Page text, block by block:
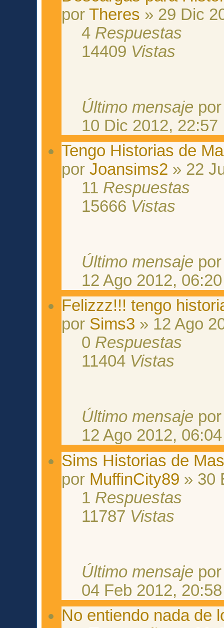
porTheres » 29 Dic
4 Respuestas
14409 Vistas
Último mensaje
10 Dic 2012, 22:57
Tengo Historias de
porJoansims2 » 22
11 Respuestas
15666 Vistas
Último mensaje
12 Ago 2012, 06:20
Felizzz!!! tengo
por Sims3 » 12 Ago
0 Respuestas
11404 Vistas
Último mensaje
12 Ago 2012, 06:04
Sims Historias de
por MuffinCity89 » 30
1 Respuestas
11787 Vistas
Último mensaje
04 Feb 2012, 20:58
No entiendo nada de